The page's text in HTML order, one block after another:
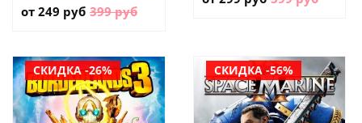
от 249 руб 399 руб
СКИДКА -26% СКИДКА -56%